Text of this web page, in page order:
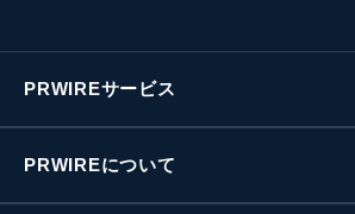
PRWIREサービス
PRWIREについて